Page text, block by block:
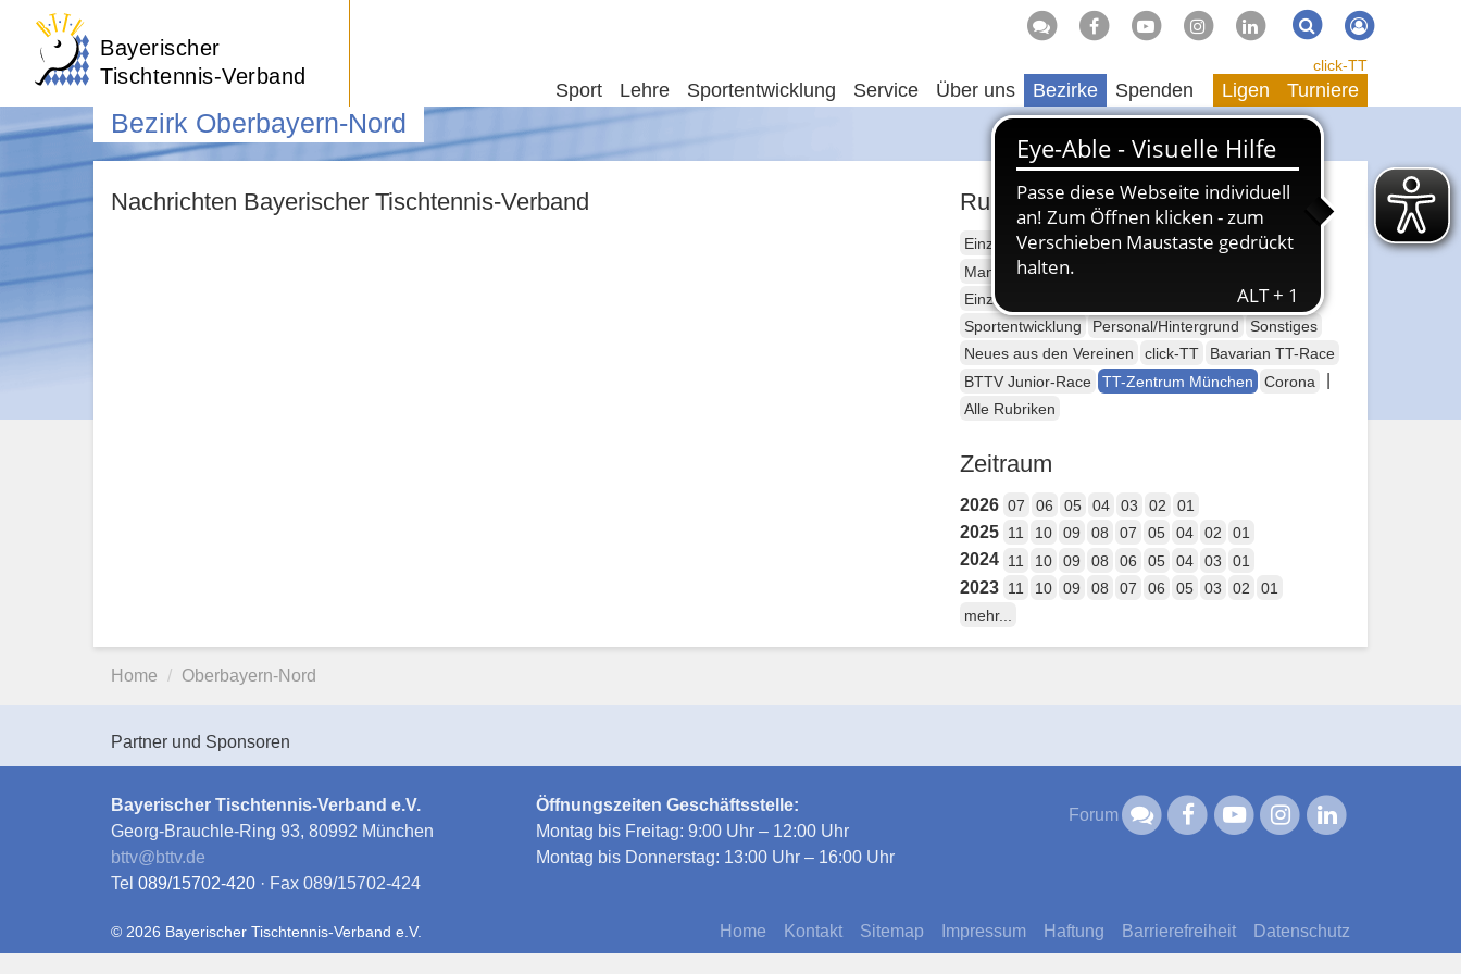
Bayerischer
Tischtennis-Verband
Suche Suchen
Sport Lehre Sportentwicklung Service Über uns Bezirke Spenden
click-TT
Ligen Turniere
Bezirk Oberbayern-Nord
Nachrichten Bayerischer Tischtennis-Verband Rubriken
Einzelsport Erwachsene
Mannschaftssport Erwachsene
Einzelsport Jugend
Mannschaftssport Jugend
Sportentwicklung
Personal/Hintergrund
Sonstiges
Neues aus den Vereinen
click-TT
Bavarian TT-Race
BTTV Junior-Race
TT-Zentrum München Corona
Alle Rubriken
Zeitraum
2026 07 06 05 04 03 02 01
2025 11 10 09 08 07 05 04 02 01
2024 11 10 09 08 06 05 04 03 01
2023 11 10 09 08 07 06 05 03 02
01
mehr...
Home Oberbayern-Nord
Partner und Sponsoren
Bayerischer Tischtennis-Verband e.V.
Georg-Brauchle-Ring 93, 80992 München
bttv@bttv.de
Tel 089/15702-420 · Fax 089/15702-424
Öffnungszeiten Geschäftsstelle:
Montag bis Freitag: 9:00 Uhr – 12:00 Uhr
Montag bis Donnerstag: 13:00 Uhr – 16:00 Uhr
Forum
Home Kontakt Sitemap Impressum Haftung Barrierefreiheit Datenschutz
© 2026 Bayerischer Tischtennis-Verband e.V.